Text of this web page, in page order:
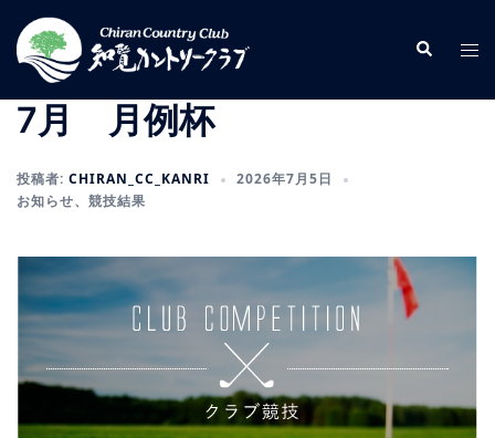
ン
検
索
ト
ル
7月 月例杯
投稿者: CHIRAN_CC_KANRI
2026年7月5日
お知らせ、 競技結果